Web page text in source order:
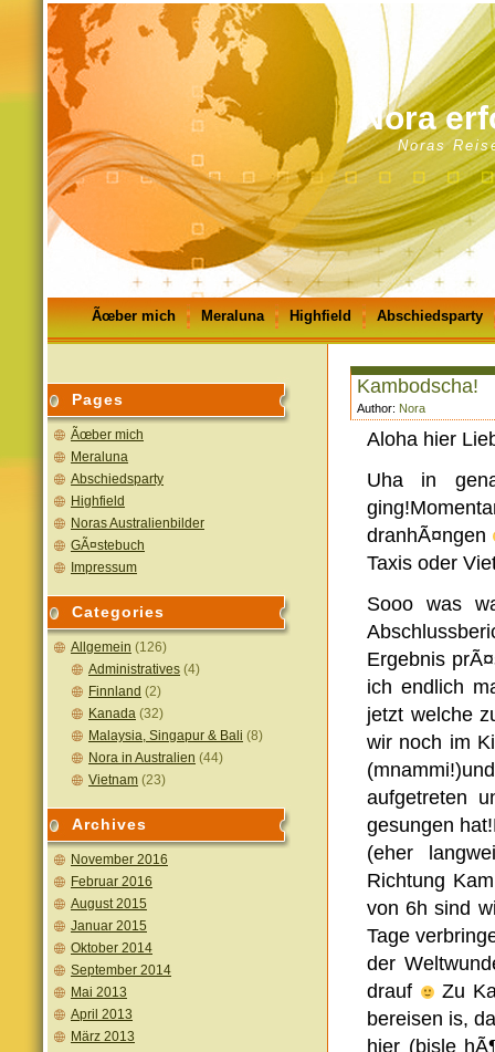
Nora
Noras
Ãœber mich Meraluna Highfield Abschiedsparty
Pages
Ãœber mich
Meraluna
Abschiedsparty
Highfield
Noras Australienbilder
GÃ¤stebuch
Impressum
Categories
Allgemein (126)
Administratives (4)
Finnland (2)
Kanada (32)
Malaysia, Singapur & Bali (8)
Nora in Australien (44)
Vietnam (23)
Archives
November 2016
Februar 2016
August 2015
Januar 2015
Oktober 2014
September 2014
Mai 2013
April 2013
März 2013
Kambodscha!
Author: Nora
Aloha hier
Uha in
dranhÃ¤ngen
Taxis oder
Sooo was
Ergebnis
ich endlich
jetzt welche
wir noch im
aufgetreten
gesungen
(eher
Richtung
von 6h sind
Tage
der
drauf
Zu
bereisen is,
hier (bisle